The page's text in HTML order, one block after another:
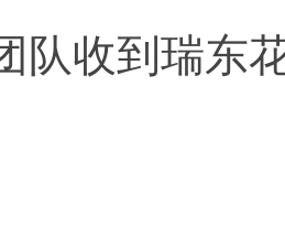
队收到瑞东